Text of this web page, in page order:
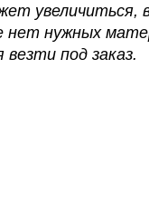
увеличиться,
нет нужных
везти под заказ.